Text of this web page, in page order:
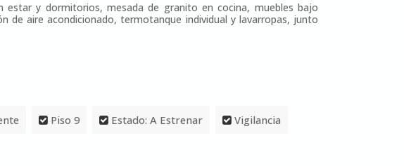
estar y dormitorios, mesada de granito en cocina, muebles bajo
de aire acondicionado, termotanque individual y lavarropas, junto
Piso 9 Estado: A Estrenar Vigilancia